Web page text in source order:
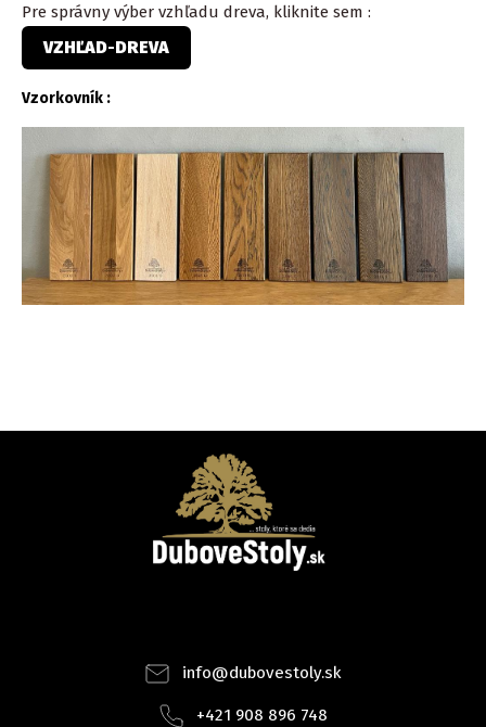
Pre správny výber vzhľadu dreva, kliknite sem :
VZHĽAD-DREVA
Vzorkovník :
info@dubovestoly.sk
+421 908 896 748